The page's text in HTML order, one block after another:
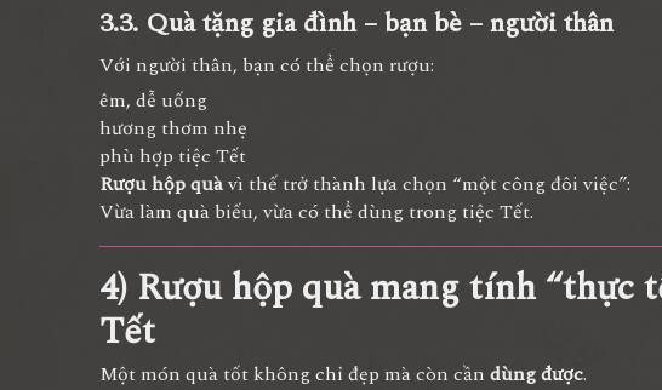
3.3. Quà tặng gia đình – bạn bè – người thân
Với người thân, bạn có thể chọn rượu:
êm, dễ uống
hương thơm nhẹ
phù hợp tiệc Tết
Rượu hộp quàvì thế trở thành lựa chọn “một công đôi việc”:
Vừa làm quà biếu, vừa có thể dùng trong tiệc Tết.
4) Rượu hộp quà mang tính “thực
Tết
Một món quà tốt không chỉ đẹp mà còn cần dùng được.